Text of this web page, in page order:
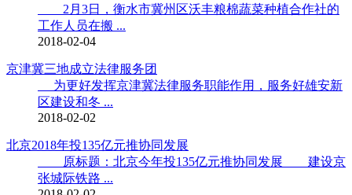
2月3日，衡水市冀州区沃丰粮棉蔬菜种植合作社的
工作人员在搬 ...
2018-02-04
京津冀三地成立法律服务团
为更好发挥京津冀法律服务职能作用，服务好雄安新
区建设和冬 ...
2018-02-02
北京2018年投135亿元推协同发展
原标题：北京今年投135亿元推协同发展 建设京
张城际铁路 ...